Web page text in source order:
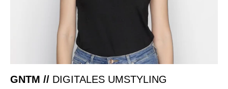
GNTM // DIGITALES UMSTYLING